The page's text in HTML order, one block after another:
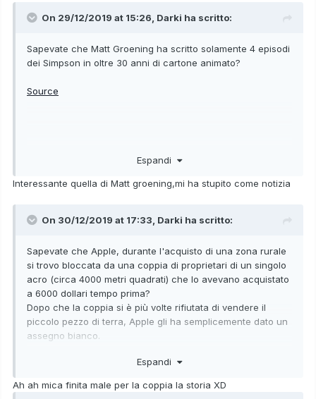
On 29/12/2019 at 15:26, Darki ha scritto:
Sapevate che Matt Groening ha scritto solamente 4 episodi
dei Simpson in oltre 30 anni di cartone animato?
Source
più di vacanza ai dipendenti non-fumatori per pareggiare
fatti?
Source
Espandi
Interessante quella di Matt groening,mi ha stupito come notizia
On 30/12/2019 at 17:33, Darki ha scritto:
Sapevate che Apple, durante l'acquisto di una zona rurale
si trovo bloccata da una coppia di proprietari di un singolo
acro (circa 4000 metri quadrati) che lo avevano acquistato
a 6000 dollari tempo prima?
Dopo che la coppia si è più volte rifiutata di vendere il
piccolo pezzo di terra, Apple gli ha semplicemente dato un
assegno bianco.
Source
Espandi
Ah ah mica finita male per la coppia la storia XD